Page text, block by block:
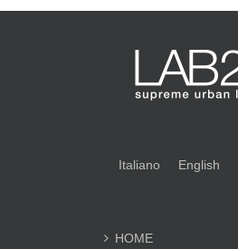
Italiano English
HOME